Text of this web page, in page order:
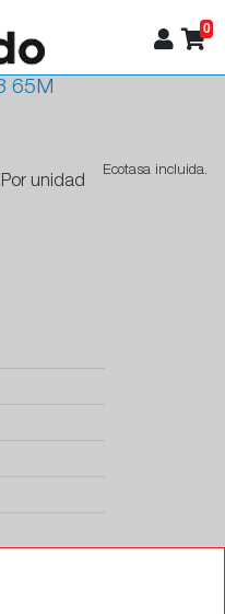
0
65M
Por unidad
Ecotasa incluida.